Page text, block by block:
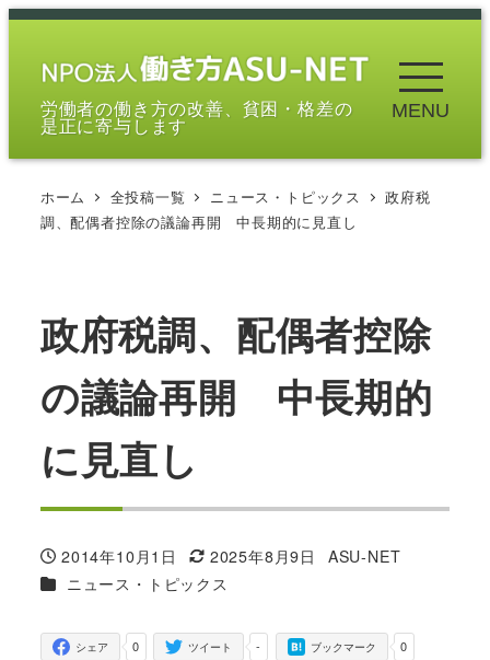
メ
労働者の働き方の改善、貧困・格差の
是正に寄与します
MENU
ホーム 全投稿一覧 ニュース・トピックス
政府税
調、配偶者控除の議論再開 中長期的に見直し
政府税調、配偶者控除
の議論再開 中長期的
に見直し
投稿日
2014年10月1日
更新日
2025年8月9日
著
ASU-NET
カテゴリー
ニュース・トピックス
0
シェア -
ツイート 0
ブックマーク